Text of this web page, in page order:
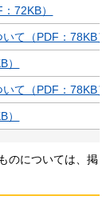
72KB）
て（PDF：78KB）
）
て（PDF：78KB）
）
のについては、掲